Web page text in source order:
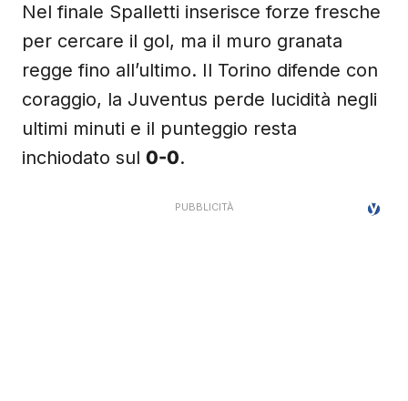
Nel finale Spalletti inserisce forze fresche
per cercare il gol, ma il muro granata
regge fino all’ultimo. Il Torino difende con
coraggio, la Juventus perde lucidità negli
ultimi minuti e il punteggio resta
inchiodato sul 0-0.